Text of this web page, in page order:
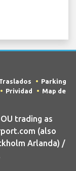
Parking
Prividad
Map de
trading as
(also
Arlanda) /